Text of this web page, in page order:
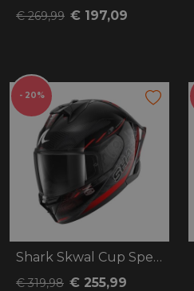
€ 269,99 € 197,09
- 20%
Shark Skwal Cup Speed-Tech
€ 319,98 € 255,99